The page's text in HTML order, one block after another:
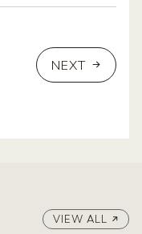
NEXT
VIEW ALL